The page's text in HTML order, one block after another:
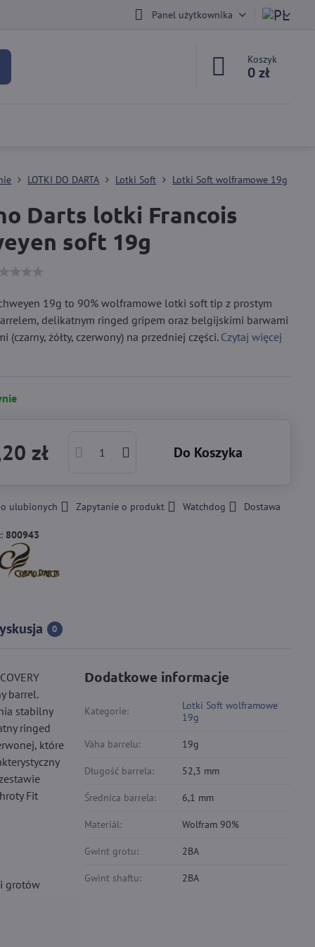
Panel użytkownika
Koszyk
0 zł
LOTKI DO DARTA Lotki Soft Lotki Soft wolframowe 19g
Darts lotki Francois
soft 19g
19g to 90% wolframowe lotki soft tip z prostym
delikatnym ringed gripem oraz belgijskimi barwami
(czarny, żółty, czerwony) na przedniej części. Czytaj więcej
zł Do Koszyka
ulubionych Zapytanie o produkt Watchdog Dostawa
800943
0
barrel.
stabilny
ringed
które
Fit
grotów
Dodatkowe informacje
Kategorie:
Lotki Soft wolframowe
19g
Váha barrelu: 19g
Długość barrela: 52,3 mm
Średnica barrela: 6,1 mm
Materiál: Wolfram 90%
Gwint grotu: 2BA
Gwint shaftu: 2BA